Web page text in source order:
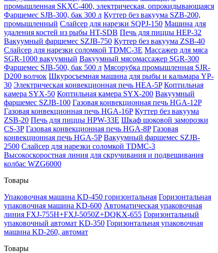
промышленная SKXC-400, электрическая, опрокидывающаяся
Фаршемес SJB-300, бак 300 л Куттер без вакуума SZB-200,
промышленный Слайсер для нарезки SQPJ-150 Машина для
удаления костей из рыбы HT-SDB Печь для пиццы HEP-32
Вакуумный фаршемес SZJB-750 Куттер без вакуума ZSB-40
Слайсер для нарезки соломкой TDMC-3E Массажер для мяса
SGR-1000 вакуумный Вакуумный мясомассажер SGR-300
Фаршемес SJB-500, бак 500 л Мясорубка промышленная SJR-
D200 волчок Шкуросъемная машина для рыбы и кальмара YP-
30 Электрическая конвекционная печь HEA-5P Коптильная
камера SYX-50 Коптильная камера SYX-200 Вакуумный
фаршемес SZJB-100 Газовая конвекционная печь HGA-12P
Газовая конвекционная печь HGA-16P Куттер без вакуума
ZSB-20 Печь для пиццы HPW-33E Шкаф шоковой заморозки
CS-3P Газовая конвекционная печь HGA-8P Газовая
конвекционная печь HGA-5P Вакуумный фаршемес SZJB-
2500 Слайсер для нарезки соломкой TDMC-3
Высокоскоростная линия для скручивания и подвешивания
колбас WZG6000
Товары
Упаковочная машина KD-450 горизонтальная Горизонтальная
упаковочная машина KD-600 Автоматическая упаковочная
линия FXJ-755H+FXJ-5050Z+DQKX-655 Горизонтальный
упаковочный автомат KD-350 Горизонтальная упаковочная
машина KD-260, автомат
Товары